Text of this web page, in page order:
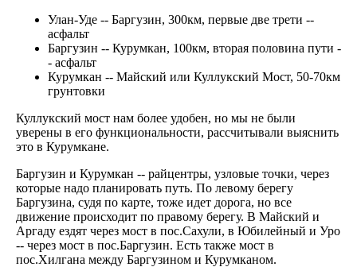
Улан-Уде -- Баргузин, 300км, первые две трети --
асфальт
Баргузин -- Курумкан, 100км, вторая половина пути -
- асфальт
Курумкан -- Майский или Куллукский Мост, 50-70км
грунтовки
Куллукский мост нам более удобен, но мы не были
уверены в его функциональности, рассчитывали выяснить
это в Курумкане.
Баргузин и Курумкан -- райцентры, узловые точки, через
которые надо планировать путь. По левому берегу
Баргузина, судя по карте, тоже идет дорога, но все
движение происходит по правому берегу. В Майский и
Аргаду ездят через мост в пос.Сахули, в Юбилейный и Уро
-- через мост в пос.Баргузин. Есть также мост в
пос.Хилгана между Баргузином и Курумканом.